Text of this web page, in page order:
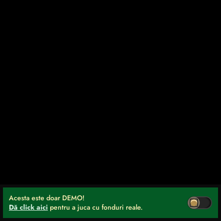
Acesta este doar DEMO!
Dă click aici pentru a juca cu fonduri reale.